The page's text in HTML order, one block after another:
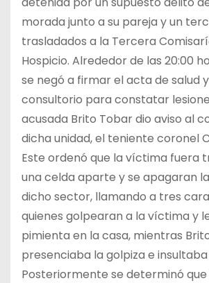
morada junto a su pareja y un
trasladados a la Tercera
Hospicio. Alrededor de las 20:00
se negó a firmar el acta de salud
consultorio para constatar
acusada Brito Tobar dio aviso al
dicha unidad, el teniente coronel
Este ordenó que la víctima fuera
una celda aparte y se apagaran
dicho sector, llamando a tres
quienes golpearan a la víctima y
pimienta en la casa, mientras
presenciaba la golpiza e
Posteriormente se determinó